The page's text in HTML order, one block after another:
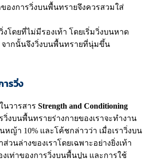
องการวิ่งบนพื้นทรายจึงควรสวมใส่
โดยที่ไม่มีรองเท้า โดยเริ่มวิ่งบนหาด
ากนั้นจึงวิ่งบนพื้นทรายที่นุ่มขึ้น
ารวิ่ง
นวารสาร Strength and Conditioning
วิ่งบนพื้นทรายร่างกายของเราจะทำงาน
ญ้า 10% และโค้ชกล่าวว่า เมื่อเราวิ่งบน
วนล่างของเราโดยเฉพาะอย่างยิ่งเท้า
เท่าของการวิ่งบนพื้นปูน และการใช้